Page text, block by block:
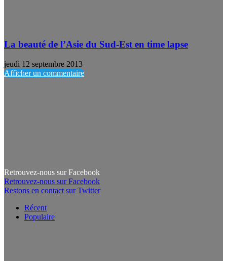
La beauté de l’Asie du Sud-Est en time lapse
jeudi 12 septembre 2013
Afficher un commentaire
Retrouvez-nous sur Facebook
Retrouvez-nous sur Facebook
Restons en contact sur Twitter
Récent
Populaire